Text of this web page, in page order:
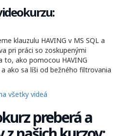
klauzulu HAVING v MS SQL a
pri práci so zoskupenými
to, ako pomocou HAVING
ako sa líši od bežného filtrovania
všetky videá
preberá a